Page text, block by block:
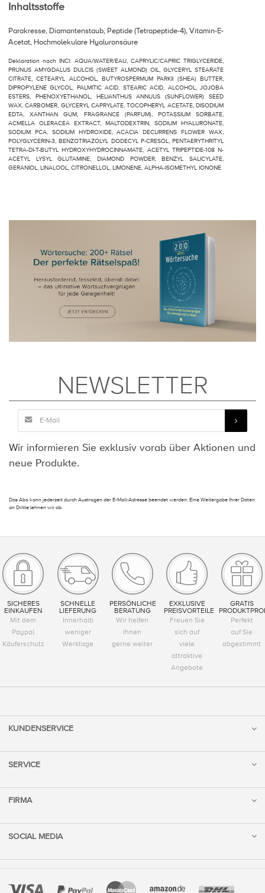
Inhaltsstoffe
Parakresse, Diamantenstaub, Peptide (Tetrapeptide-4), Vitamin-E-
Acetat, Hochmolekulare Hyaluronsäure
Deklaration nach INCI: AQUA/WATER/EAU, CAPRYLIC/CAPRIC TRIGLYCERIDE,
PRUNUS AMYGDALUS DULCIS (SWEET ALMOND) OIL, GLYCERYL STEARATE
CITRATE, CETEARYL ALCOHOL, BUTYROSPERMUM PARKII (SHEA) BUTTER,
DIPROPYLENE GLYCOL, PALMITIC ACID, STEARIC ACID, ALCOHOL, JOJOBA
ESTERS, PHENOXYETHANOL, HELIANTHUS ANNUUS (SUNFLOWER) SEED
WAX, CARBOMER, GLYCERYL CAPRYLATE, TOCOPHERYL ACETATE, DISODIUM
EDTA, XANTHAN GUM, FRAGRANCE (PARFUM), POTASSIUM SORBATE,
ACMELLA OLERACEA EXTRACT, MALTODEXTRIN, SODIUM HYALURONATE,
SODIUM PCA, SODIUM HYDROXIDE, ACACIA DECURRENS FLOWER WAX,
POLYGLYCERIN-3, BENZOTRIAZOLYL DODECYL P-CRESOL, PENTAERYTHRITYL
TETRA-DI-T-BUTYL HYDROXYHYDROCINNAMATE, ACETYL TRIPEPTIDE-108 N-
ACETYL LYSYL GLUTAMINE, DIAMOND POWDER, BENZYL SALICYLATE,
GERANIOL, LINALOOL, CITRONELLOL, LIMONENE, ALPHA-ISOMETHYL IONONE
NEWSLETTER
Wir informieren Sie exklusiv vorab über Aktionen und
neue Produkte.
Das Abo kann jederzeit durch Austragen der E-Mail-Adresse beendet werden. Eine Weitergabe Ihrer Daten
an Dritte lehnen wir ab.
SICHERES
EINKAUFEN
Mit dem
Paypal
Käuferschutz
SCHNELLE
LIEFERUNG
Innerhalb
weniger
Werktage
PERSÖNLICHE
BERATUNG
Wir helfen
Ihnen
gerne weiter
EXKLUSIVE
PREISVORTEILE
Freuen Sie
sich auf
viele
attraktive
Angebote
GRATIS
Perfekt
auf Sie
abgestimmt
KUNDENSERVICE
SERVICE
FIRMA
SOCIAL MEDIA